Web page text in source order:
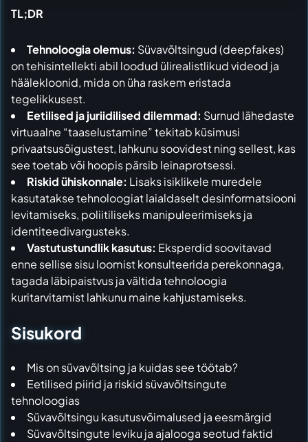
TL;DR
Tehnoloogia olemus: Süvavõltsingud (deepfakes)
on tehisintellekti abil loodud ülirealistlikud videod ja
häälekloonid, mida on üha raskem eristada
tegelikkusest.
Eetilised ja juriidilised dilemmad: Surnud lähedaste
virtuaalne “taaselustamine” tekitab küsimusi
privaatsusõigustest, lahkunu soovidest ning sellest, kas
see toetab või hoopis pärsib leinaprotsessi.
Riskid ühiskonnale: Lisaks isiklikele muredele
kasutatakse tehnoloogiat laialdaselt desinformatsiooni
levitamiseks, poliitiliseks manipuleerimiseks ja
identiteedivargusteks.
Vastutustundlik kasutus: Eksperdid soovitavad
enne sellise sisu loomist konsulteerida perekonnaga,
tagada läbipaistvus ja vältida tehnoloogia
kuritarvitamist lahkunu maine kahjustamiseks.
Sisukord
Mis on süvavõltsing ja kuidas see töötab?
Eetilised piirid ja riskid süvavõltsingute
tehnoloogias
Süvavõltsingu kasutusvõimalused ja eesmärgid
Süvavõltsingute leviku ja ajalooga seotud faktid